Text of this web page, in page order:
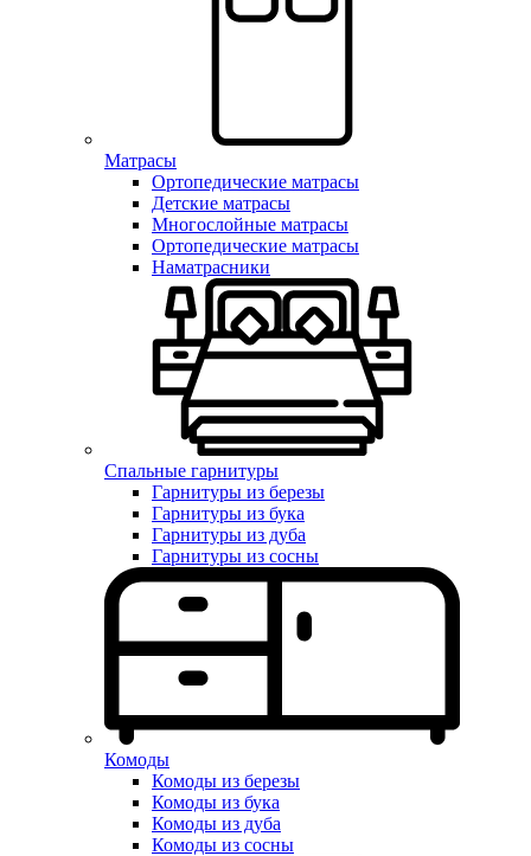
Матрасы
Ортопедические матрасы
Детские матрасы
Многослойные матрасы
Ортопедические матрасы
Наматрасники
Спальные гарнитуры
Гарнитуры из березы
Гарнитуры из бука
Гарнитуры из дуба
Гарнитуры из сосны
Комоды
Комоды из березы
Комоды из бука
Комоды из дуба
Комоды из сосны